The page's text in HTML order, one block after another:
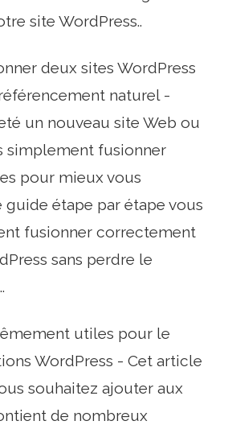
site WordPress..
deux sites WordPress
naturel -
un nouveau site Web ou
simplement fusionner
pour mieux vous
guide étape par étape vous
fusionner correctement
sans perdre le
utiles pour le
WordPress - Cet article
souhaitez ajouter aux
de nombreux